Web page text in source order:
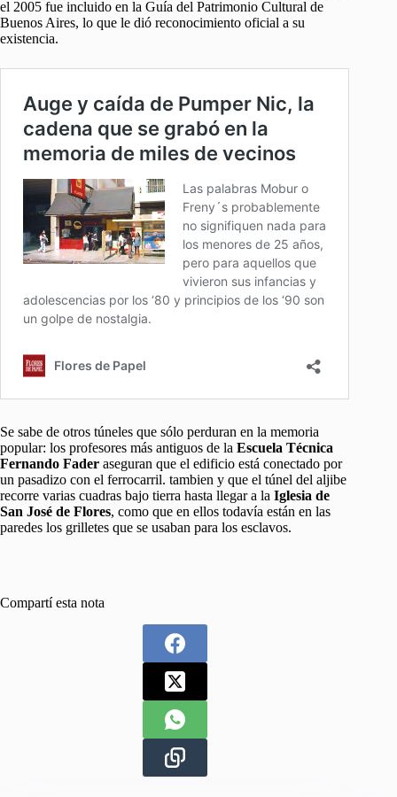
el 2005 fue incluido en la Guía del Patrimonio Cultural de
Buenos Aires, lo que le dió reconocimiento oficial a su
existencia.
Se sabe de otros túneles que sólo perduran en la memoria
popular: los profesores más antiguos de la Escuela Técnica
Fernando Fader aseguran que el edificio está conectado por
un pasadizo con el ferrocarril. tambien y que el túnel del aljibe
recorre varias cuadras bajo tierra hasta llegar a la Iglesia de
San José de Flores, como que en ellos todavía están en las
paredes los grilletes que se usaban para los esclavos.
Compartí esta nota